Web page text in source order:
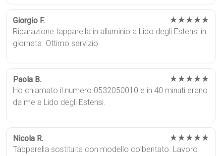
Giorgio F. ★★★★★
Riparazione tapparella in alluminio a Lido degli Estensi in
giornata. Ottimo servizio.
Paola B. ★★★★★
Ho chiamato il numero 0532050010 e in 40 minuti erano
da me a Lido degli Estensi.
Nicola R. ★★★★★
Tapparella sostituita con modello coibentato. Lavoro